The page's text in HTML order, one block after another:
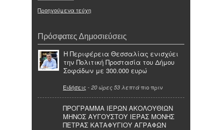
Προηγούμενα τεύχη
Πρόσφατες Δημοσιεύσεις
Η Περιφέρεια Θεσσαλίας ενισχύει
την Πολιτική Προστασία του Δήμου
Σοφάδων με 300.000 ευρώ
Ειδήσεις - 20 ώρες 53 λεπτά πιο πριν
ΠΡΟΓΡΑΜΜΑ ΙΕΡΩΝ ΑΚΟΛΟΥΘΙΩΝ
ΜΗΝΟΣ ΑΥΓΟΥΣΤΟΥ ΙΕΡΑΣ ΜΟΝΗΣ
ΠΕΤΡΑΣ ΚΑΤΑΦΥΓΙΟΥ ΑΓΡΑΦΩΝ